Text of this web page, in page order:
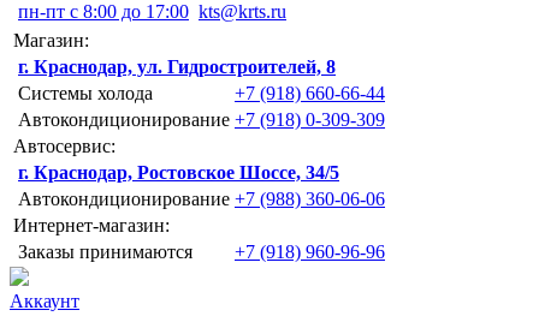
пн-пт с 8:00 до 17:00 kts@krts.ru
Магазин:
г. Краснодар, ул. Гидростроителей, 8
Системы холода
+7 (918) 660-66-44
Автокондиционирование +7 (918) 0-309-309
Автосервис:
г. Краснодар, Ростовское Шоссе, 34/5
Автокондиционирование +7 (988) 360-06-06
Интернет-магазин:
Заказы принимаются
+7 (918) 960-96-96
Аккаунт